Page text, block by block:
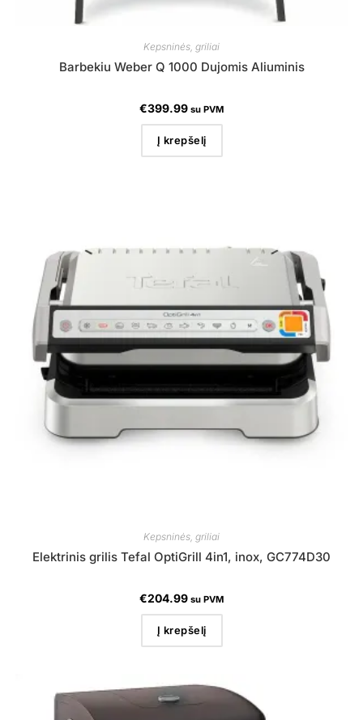
Kepsninės, griliai
Barbekiu Weber Q 1000 Dujomis Aliuminis
€399.99 su PVM
Į krepšelį
Kepsninės, griliai
Elektrinis grilis Tefal OptiGrill 4in1, inox, GC774D30
€204.99 su PVM
Į krepšelį